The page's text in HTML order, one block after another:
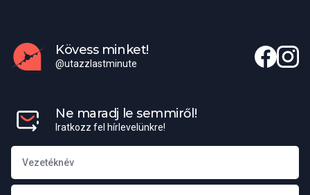
Elérhető külképviseletek
Misszióvezető:Tóth Katalin
Kövess minket!
@utazzlastminute
Ne maradj le semmiről!
Iratkozz fel hírlevelünkre!